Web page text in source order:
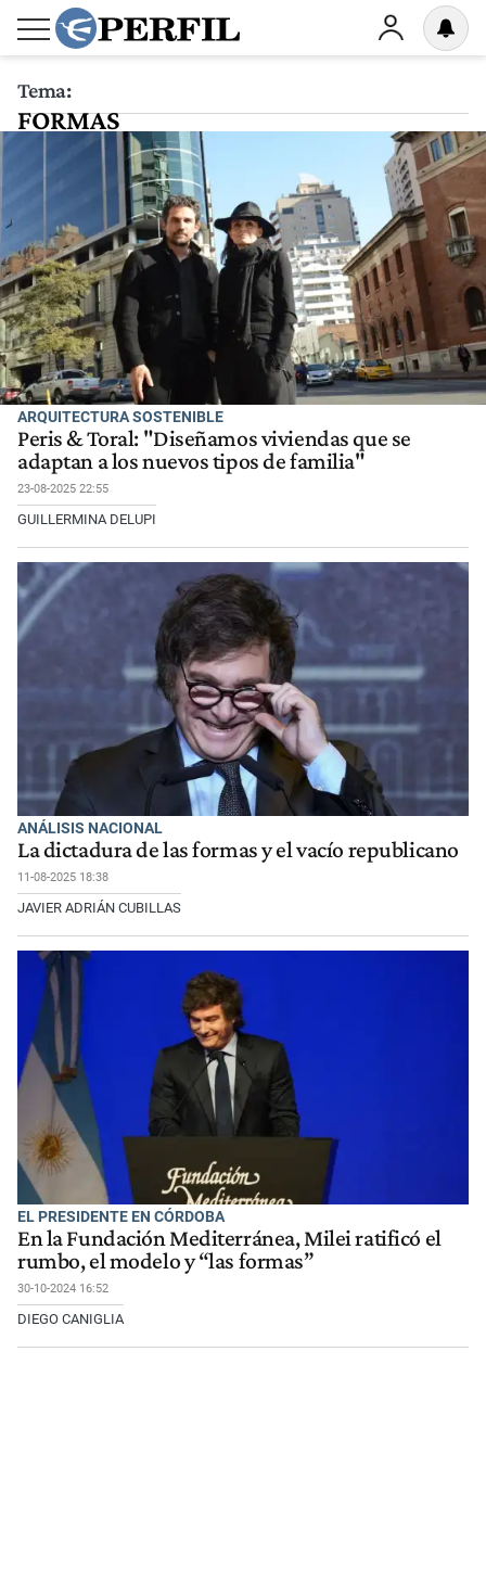
Tema:
FORMAS
ARQUITECTURA SOSTENIBLE
Peris & Toral: "Diseñamos viviendas que se
adaptan a los nuevos tipos de familia"
23-08-2025 22:55
GUILLERMINA DELUPI
ANÁLISIS NACIONAL
La dictadura de las formas y el vacío republicano
11-08-2025 18:38
JAVIER ADRIÁN CUBILLAS
EL PRESIDENTE EN CÓRDOBA
En la Fundación Mediterránea, Milei ratificó el
rumbo, el modelo y “las formas”
30-10-2024 16:52
DIEGO CANIGLIA